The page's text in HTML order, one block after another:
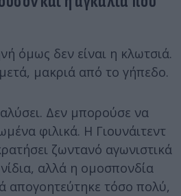
όμως δεν είναι η κλωτσιά.
μακριά από το γήπεδο.
Δεν μπορούσε να
φιλικά. Η Γιουνάιτεντ
ζωντανό αγωνιστικά
αλλά η ομοσπονδία
απογοητεύτηκε τόσο πολύ,